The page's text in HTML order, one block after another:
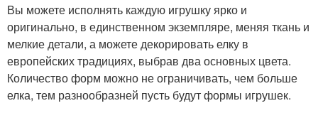
Вы можете исполнять каждую игрушку ярко и
оригинально, в единственном экземпляре, меняя ткань и
мелкие детали, а можете декорировать елку в
европейских традициях, выбрав два основных цвета.
Количество форм можно не ограничивать, чем больше
елка, тем разнообразней пусть будут формы игрушек.